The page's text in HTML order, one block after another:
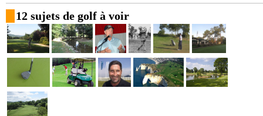
12 sujets de golf à voir